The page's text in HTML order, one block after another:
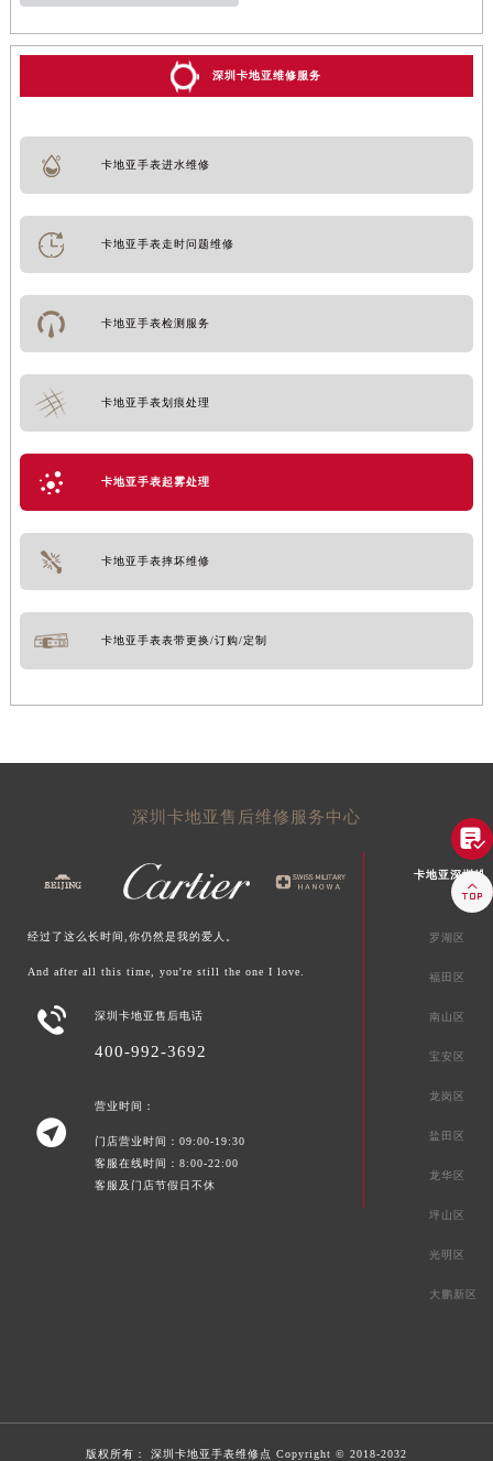
深圳卡地亚维修服务
卡地亚手表进水维修
卡地亚手表走时问题维修
卡地亚手表检测服务
卡地亚手表划痕处理
卡地亚手表起雾处理
卡地亚手表摔坏维修
卡地亚手表表带更换/订购/定制
深圳卡地亚售后维修服务中心
经过了这么长时间,你仍然是我的爱人。
And after all this time, you're still the one I love.
 深圳卡地亚售后电话
400-992-3692

营业时间：
门店营业时间：09:00-19:30
客服在线时间：8:00-22:00
客服及门店节假日不休
卡地亚深圳维
罗湖区
福田区
南山区
宝安区
龙岗区
盐田区
龙华区
坪山区
光明区
大鹏新区
版权所有： 深圳卡地亚手表维修点 Copyright © 2018-2032

